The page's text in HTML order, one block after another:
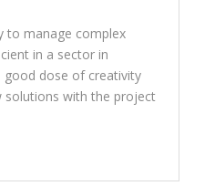
to manage complex
in a sector in
dose of creativity
solutions with the project